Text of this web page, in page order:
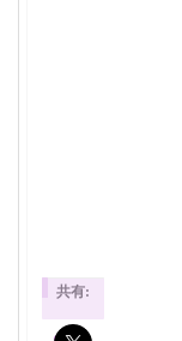
共有: